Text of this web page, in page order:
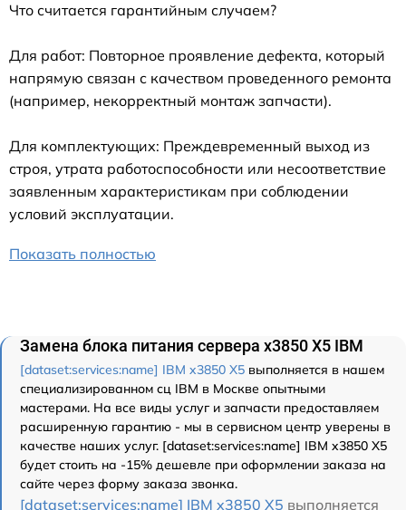
Что считается гарантийным случаем?
Для работ: Повторное проявление дефекта, который
напрямую связан с качеством проведенного ремонта
(например, некорректный монтаж запчасти).
Для комплектующих: Преждевременный выход из
строя, утрата работоспособности или несоответствие
заявленным характеристикам при соблюдении
условий эксплуатации.
Показать полностью
Замена блока питания сервера x3850 X5 IBM
[dataset:services:name] IBM x3850 X5 выполняется в нашем
специализированном сц IBM в Москве опытными
мастерами. На все виды услуг и запчасти предоставляем
расширенную гарантию - мы в сервисном центр уверены в
качестве наших услуг. [dataset:services:name] IBM x3850 X5
будет стоить на -15% дешевле при оформлении заказа на
сайте через форму заказа звонка.
[dataset:services:name] IBM x3850 X5 выполняется